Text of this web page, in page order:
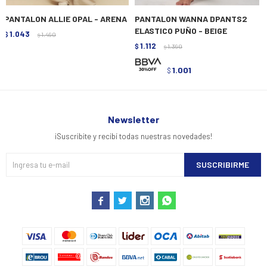
PANTALON ALLIE OPAL - ARENA
$ 1.043 $ 1.490
PANTALON WANNA DPANTS2
ELASTICO PUÑO - BEIGE
$ 1.112 $ 1.390
$ 1.001
Newsletter
¡Suscribite y recibí todas nuestras novedades!
SUSCRIBIRME
   